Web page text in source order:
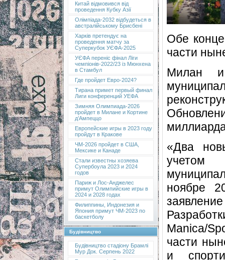
Китай відмовився від
проведення Кубку Азії
Олімпіада-2032 відбудеться в
австралійському Брисбені
Харків претендує на
проведення матчу за
Суперкубок УЄФА-2025
УЄФА переніс фінал Ліги
чемпіонів-2022/23 із Мюнхена
в Стамбул
Где пройдет Евро-2024?
Тирана примет первый финал
Лиги конференций УЕФА
Зимняя Олимпиада-2026
пройдет в Милане и Кортине
д’Ампеццо
Европейские игры в 2023 году
пройдут в Кракове
ЧМ-2026 пройдет в США,
Мексике и Канаде
Стали известны хозяева
Супербоула 2023 и 2024
годов
Париж и Лос-Анджелес
примут Олимпийские игры в
2024 и 2028 годах
Филиппины, Индонезия и
Япония примут ЧМ-2023 по
баскетболу
Будівництво
Будівництво стадіону Брамлі
Мур Док. Серпень 2022
Обе
части
Милан
«Два
учетом
ноябре
Manica/
части
и